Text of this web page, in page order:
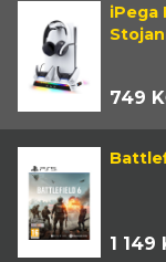
iPega
749
1 149